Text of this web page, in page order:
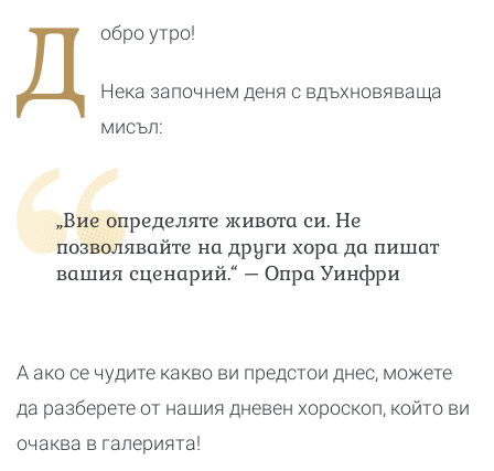
Д обро утро!
Нека започнем деня с вдъхновяваща
мисъл:
„Вие определяте живота си. Не
позволявайте на други хора да пишат
вашия сценарий.“ – Опра Уинфри
А ако се чудите какво ви предстои днес, можете
да разберете от нашия дневен хороскоп, който ви
очаква в галерията!